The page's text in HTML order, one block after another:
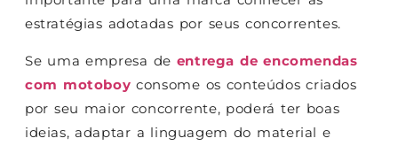
estratégias adotadas por seus concorrentes.
Se uma empresa de entrega de encomendas
com motoboy consome os conteúdos criados
por seu maior concorrente, poderá ter boas
ideias, adaptar a linguagem do material e